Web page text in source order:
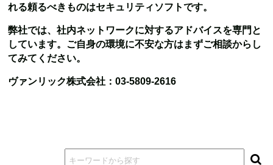
れる頼るべきものはセキュリティソフトです。
弊社では、社内ネットワークに対するアドバイスを専門と
しています。 ご自身の環境に不安な方はまずご相談からし
てみてください。
ヴァンリック株式会社：03-5809-2616